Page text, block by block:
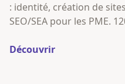
: identité, création de
SEO/SEA pour les PME.
Découvrir